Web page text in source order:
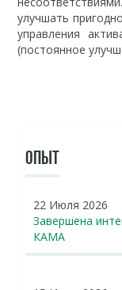
улучшать
управления
(постоянное
ОПЫТ
22 Июля 2026
Завершена
КАМА